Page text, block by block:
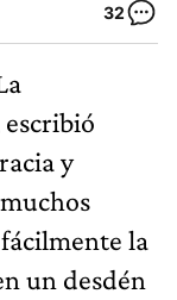
32
y
la
un desdén